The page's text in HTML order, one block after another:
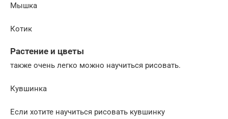
Мышка
Котик
Растение и цветы
также очень легко можно научиться рисовать.
Кувшинка
Если хотите научиться рисовать кувшинку